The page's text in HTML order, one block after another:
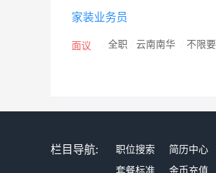
家装业务员
面议 全职 云南南华 不限
栏目导航: 职位搜索 简历中心
套餐标准
金币充值